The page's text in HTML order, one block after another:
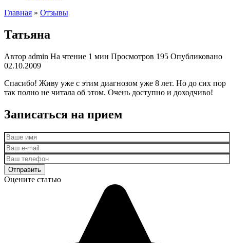
Главная » Отзывы
Татьяна
Автор admin На чтение 1 мин Просмотров 195 Опубликовано
02.10.2009
Спасибо! Живу уже с этим диагнозом уже 8 лет. Но до сих пор
так полно не читала об этом. Очень доступно и доходчиво!
Записаться на прием
Оцените статью